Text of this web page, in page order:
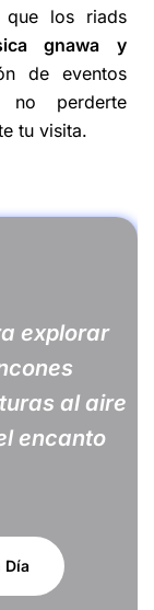
que los riads
gnawa y
de eventos
perderte
tu visita.
explorar
al aire
encanto
Día